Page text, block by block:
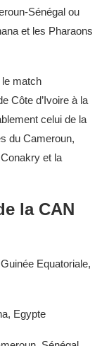
Sénégal ou
et les Pharaons
le match
Côte d’Ivoire à la
celui de la
du Cameroun,
et la
la CAN
Equatoriale,
Egypte